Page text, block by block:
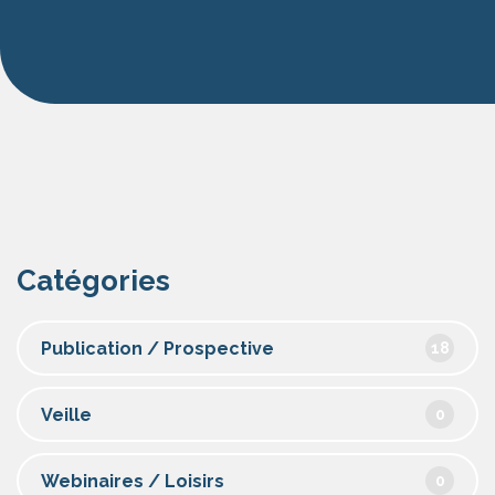
Catégories
Publication / Prospective 18
Veille 0
Webinaires / Loisirs 0